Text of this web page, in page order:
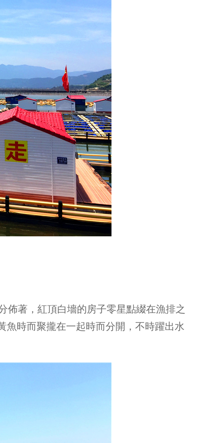
著，紅頂白墻的房子零星點綴在漁排之
魚時而聚攏在一起時而分開，不時躍出水